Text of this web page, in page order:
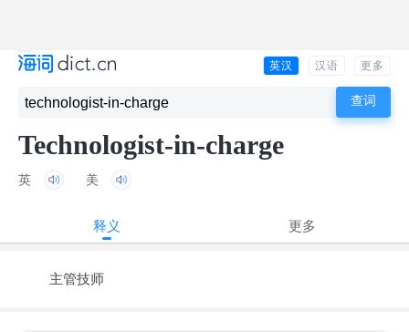
英汉 汉语 更多
Technologist-in-charge
英 美
释义 更多
主管技师